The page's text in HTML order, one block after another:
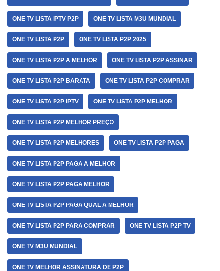
ONE TV LISTA IPTV P2P ONE TV LISTA M3U MUNDIAL
ONE TV LISTA P2P ONE TV LISTA P2P 2025
ONE TV LISTA P2P A MELHOR ONE TV LISTA P2P ASSINAR
ONE TV LISTA P2P BARATA ONE TV LISTA P2P COMPRAR
ONE TV LISTA P2P IPTV ONE TV LISTA P2P MELHOR
ONE TV LISTA P2P MELHOR PREÇO
ONE TV LISTA P2P MELHORES ONE TV LISTA P2P PAGA
ONE TV LISTA P2P PAGA A MELHOR
ONE TV LISTA P2P PAGA MELHOR
ONE TV LISTA P2P PAGA QUAL A MELHOR
ONE TV LISTA P2P PARA COMPRAR ONE TV LISTA P2P TV
ONE TV M3U MUNDIAL
ONE TV MELHOR ASSINATURA DE P2P